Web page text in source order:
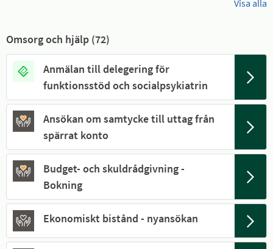
Visa alla
Omsorg och hjälp (72)
Anmälan till delegering för
funktionsstöd och socialpsykiatrin
Ansökan om samtycke till uttag från
spärrat konto
Budget- och skuldrådgivning -
Bokning
Ekonomiskt bistånd - nyansökan